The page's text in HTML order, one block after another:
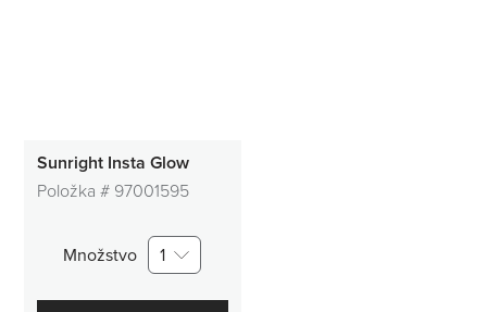
Sunright Insta Glow
Položka # 97001595
Množstvo 1